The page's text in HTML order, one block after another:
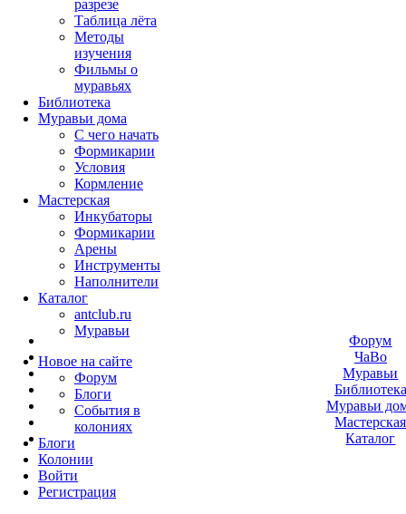
разрезе
Таблица лёта
Методы
изучения
Фильмы о
муравьях
Библиотека
Муравьи дома
С чего начать
Формикарии
Условия
Кормление
Мастерская
Инкубаторы
Формикарии
Арены
Инструменты
Наполнители
Каталог
antclub.ru
Муравьи
Новое на сайте
Форум
Блоги
События в
колониях
Блоги
Колонии
Войти
Peгиcтpaция
Форум
ЧаВо
Муравьи
Библиотека
Муравьи
Мастерская
Каталог